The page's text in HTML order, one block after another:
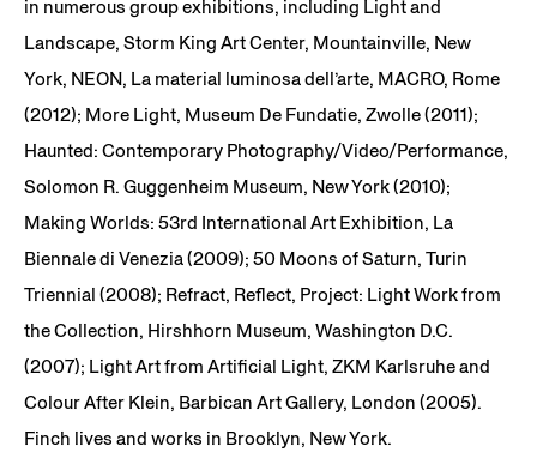
in numerous group exhibitions, including Light and
Landscape, Storm King Art Center, Mountainville, New
York, NEON, La material luminosa dell’arte, MACRO, Rome
(2012); More Light, Museum De Fundatie, Zwolle (2011);
Haunted: Contemporary Photography/Video/Performance,
Solomon R. Guggenheim Museum, New York (2010);
Making Worlds: 53rd International Art Exhibition, La
Biennale di Venezia (2009); 50 Moons of Saturn, Turin
Triennial (2008); Refract, Reflect, Project: Light Work from
the Collection, Hirshhorn Museum, Washington D.C.
(2007); Light Art from Artificial Light, ZKM Karlsruhe and
Colour After Klein, Barbican Art Gallery, London (2005).
Finch lives and works in Brooklyn, New York.